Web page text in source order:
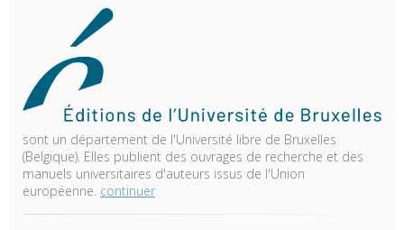
sont un département de l'Université libre de Bruxelles
(Belgique). Elles publient des ouvrages de recherche et des
manuels universitaires d'auteurs issus de l'Union
européenne. continuer